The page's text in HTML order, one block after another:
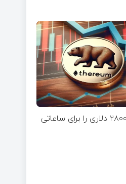
اتریوم سطح ۲۸۰۰ دلاری را برای ساعاتی